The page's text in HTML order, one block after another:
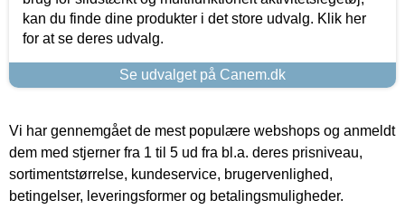
kan du finde dine produkter i det store udvalg. Klik her
for at se deres udvalg.
Se udvalget på Canem.dk
Vi har gennemgået de mest populære webshops og anmeldt
dem med stjerner fra 1 til 5 ud fra bl.a. deres prisniveau,
sortimentstørrelse, kundeservice, brugervenlighed,
betingelser, leveringsformer og betalingsmuligheder.